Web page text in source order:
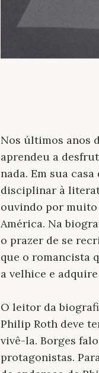
Nos últimos anos
aprendeu a
nada. Em sua
disciplinar à
ouvindo por muito
América. Na
o prazer de se
que o romancista
a velhice e
O leitor da
Philip Roth deve
vivê-la. Borges
protagonistas.